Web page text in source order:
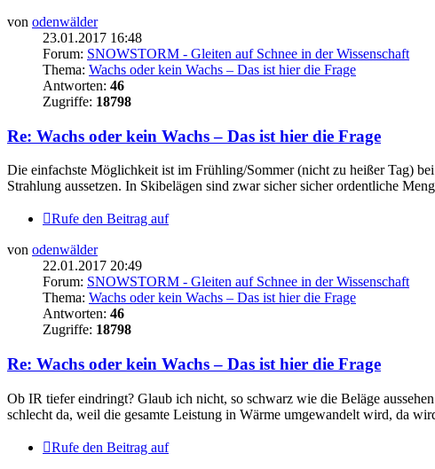
von odenwälder
23.01.2017 16:48
Forum: SNOWSTORM - Gleiten auf Schnee in der Wissenschaft
Thema: Wachs oder kein Wachs – Das ist hier die Frage
Antworten: 46
Zugriffe: 18798
Re: Wachs oder kein Wachs – Das ist hier die Frage
Die einfachste Möglichkeit ist im Frühling/Sommer (nicht zu heißer Tag)
Strahlung aussetzen. In Skibelägen sind zwar sicher sicher ordentliche
Rufe den Beitrag auf
von odenwälder
22.01.2017 20:49
Forum: SNOWSTORM - Gleiten auf Schnee in der Wissenschaft
Thema: Wachs oder kein Wachs – Das ist hier die Frage
Antworten: 46
Zugriffe: 18798
Re: Wachs oder kein Wachs – Das ist hier die Frage
Ob IR tiefer eindringt? Glaub ich nicht, so schwarz wie die Beläge
schlecht da, weil die gesamte Leistung in Wärme umgewandelt wird, da
Rufe den Beitrag auf